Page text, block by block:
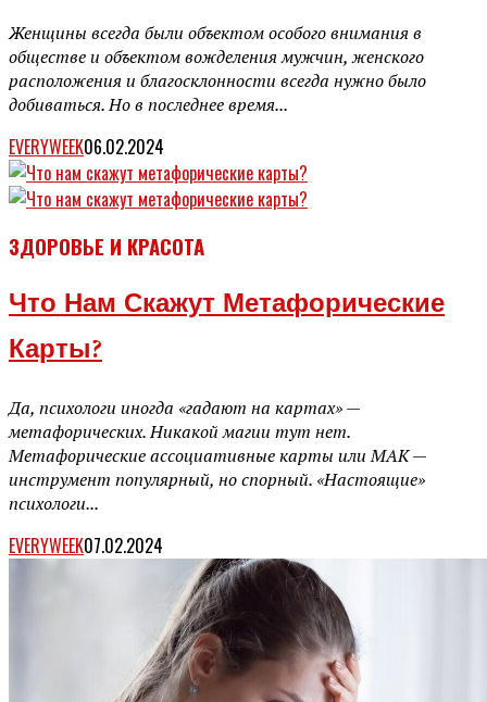
Женщины всегда были объектом особого внимания в
обществе и объектом вожделения мужчин, женского
расположения и благосклонности всегда нужно было
добиваться. Но в последнее время...
EVERYWEEK06.02.2024
ЗДОРОВЬЕ И КРАСОТА
Что Нам Скажут Метафорические
Карты?
Да, психологи иногда «гадают на картах» —
метафорических. Никакой магии тут нет.
Метафорические ассоциативные карты или МАК —
инструмент популярный, но спорный. «Настоящие»
психологи...
EVERYWEEK07.02.2024